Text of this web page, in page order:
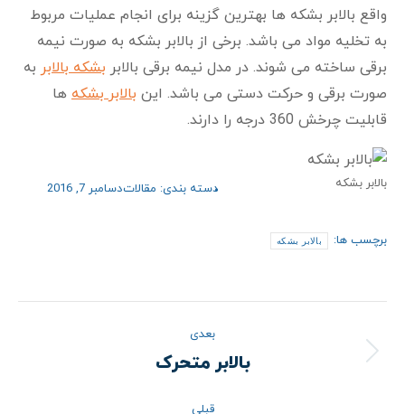
واقع بالابر بشکه ها بهترین گزینه برای انجام عملیات مربوط
به تخلیه مواد می باشد. برخی از بالابر بشکه به صورت نیمه
برقی ساخته می شوند. در مدل نیمه برقی بالابر بشکه بالابر به
صورت برقی و حرکت دستی می باشد. این بالابر بشکه ها
قابلیت چرخش 360 درجه را دارند.
بالابر بشکه دسته بندی: مقالاتدسامبر 7, 2016
برچسب ها: بالابر بشکه
نوشته
قبلی
بعدی
نوشته
بالابر متحرک